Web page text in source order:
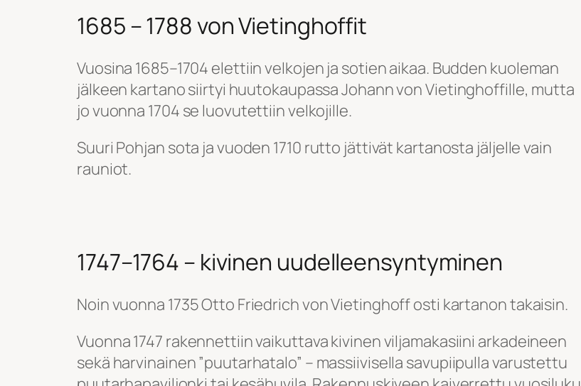
1685 – 1788 von Vietinghoffit
Vuosina 1685–1704 elettiin velkojen ja sotien aikaa. Budden kuoleman
jälkeen kartano siirtyi huutokaupassa Johann von Vietinghoffille, mutta
jo vuonna 1704 se luovutettiin velkojille.
Suuri Pohjan sota ja vuoden 1710 rutto jättivät kartanosta jäljelle vain
rauniot.
1747–1764 – kivinen uudelleensyntyminen
Noin vuonna 1735 Otto Friedrich von Vietinghoff osti kartanon takaisin.
Vuonna 1747 rakennettiin vaikuttava kivinen viljamakasiini arkadeineen
sekä harvinainen ”puutarhatalo” – massiivisella savupiipulla varustettu